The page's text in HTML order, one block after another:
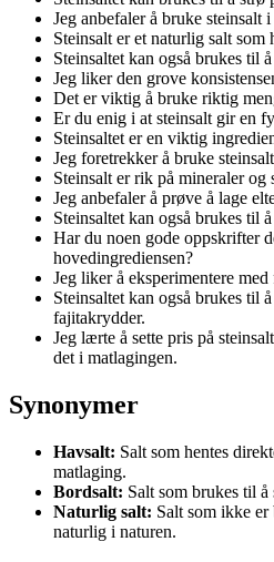
Jeg anbefaler å bruke steinsalt
Steinsalt er et naturlig salt som
Steinsaltet kan også brukes til
Jeg liker den grove
Det er viktig å bruke riktig
Er du enig i at steinsalt gir en
Steinsaltet er en viktig
Jeg foretrekker å bruke
Steinsalt er rik på mineraler og
Jeg anbefaler å prøve å lage
Steinsaltet kan også brukes til
Har du noen gode oppskrifter
hovedingrediensen?
Jeg liker å eksperimentere
Steinsaltet kan også brukes til
fajitakrydder.
Jeg lærte å sette pris på
det i matlagingen.
Synonymer
Havsalt: Salt som hentes
matlaging.
Bordsalt: Salt som brukes til
Naturlig salt: Salt som ikke
naturlig i naturen.